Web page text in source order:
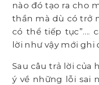
nào đó tạo ra cho
thần mà dù có trở
có thể tiếp tục”….
lời như vậy mới ghi
Sau câu trả lời của
ý về những lỗi sai